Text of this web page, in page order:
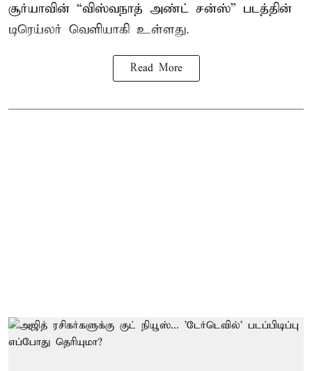
சூர்யாவின் “விஸ்வநாத் அண்ட் சன்ஸ்” படத்தின்
டிரெய்லர் வெளியாகி உள்ளது.
Read More